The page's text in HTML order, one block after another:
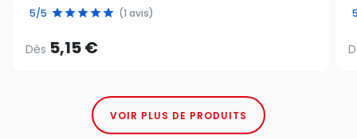
5/5 (1 avis)
Dès 5,15 €
VOIR PLUS DE PRODUITS